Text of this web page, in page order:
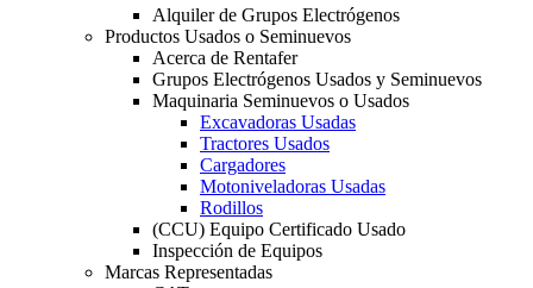
Alquiler de Grupos Electrógenos
Productos Usados o Seminuevos
Acerca de Rentafer
Grupos Electrógenos Usados y Seminuevos
Maquinaria Seminuevos o Usados
Excavadoras Usadas
Tractores Usados
Cargadores
Motoniveladoras Usadas
Rodillos
(CCU) Equipo Certificado Usado
Inspección de Equipos
Marcas Representadas